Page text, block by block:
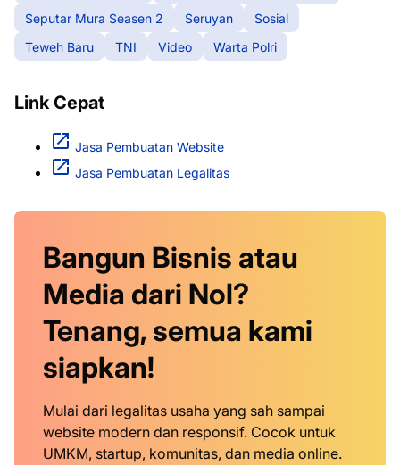
Seputar Mura Seasen 2
Seruyan
Sosial
Teweh Baru
TNI Video Warta Polri
Link Cepat
Jasa Pembuatan Website
Jasa Pembuatan Legalitas
Bangun Bisnis atau
Media dari Nol?
Tenang, semua kami
siapkan!
Mulai dari legalitas usaha yang sah sampai
website modern dan responsif. Cocok untuk
UMKM, startup, komunitas, dan media online.